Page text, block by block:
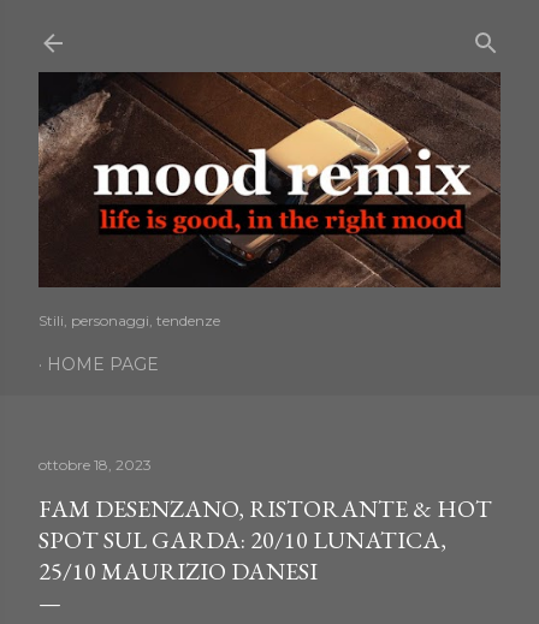
Stili, personaggi, tendenze
HOME PAGE
ottobre 18, 2023
FAM DESENZANO, RISTORANTE & HOT
SPOT SUL GARDA: 20/10 LUNATICA,
25/10 MAURIZIO DANESI